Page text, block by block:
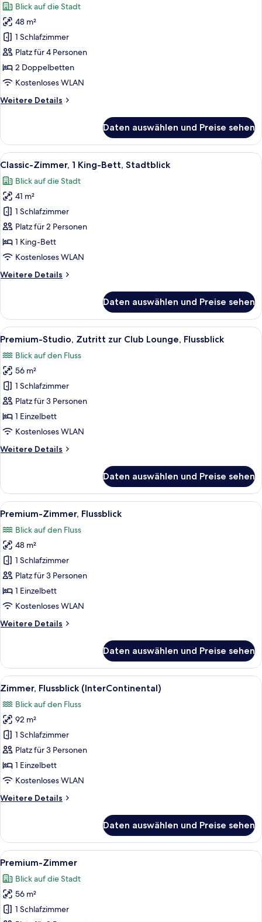
für
Premium-
Zimmer,
2 Doppelbetten,
Stadtblick
anzeigen
Blick auf die Stadt
48 m²
1 Schlafzimmer
Platz für 4 Personen
2 Doppelbetten
Kostenloses WLAN
Weitere Details
Weitere
Zimmer,
2 Doppelbetten,
Stadtblick
Daten auswählen und Preise sehen
Alle
Fotos
für
Classic-
Zimmer,
1 King-
Bett,
Stadtblick
Eine Stadtlandschaft mit modernen
10
Classic-Zimmer, 1 King-Bett, Stadtblick
Blick auf die Stadt
41 m²
1 Schlafzimmer
Platz für 2 Personen
1 King-Bett
Kostenloses WLAN
Weitere Details
Weitere
Zimmer,
1 King-
Bett,
Daten auswählen und Preise sehen
Alle
Fotos
für
Premium-
Studio,
Zutritt
zur
Club
Flussblick
Ein modernes Badezimmer mit
7
Premium-Studio, Zutritt zur Club Lounge, Flussblick
Blick auf den Fluss
56 m²
1 Schlafzimmer
Platz für 3 Personen
1 Einzelbett
Kostenloses WLAN
Weitere Details
Weitere
Studio,
Zutritt
zur
Lounge,
Flussblick
Daten auswählen und Preise sehen
Alle
Fotos
für
Premium-
Zimmer,
Flussblick
anzeigen
Ein modernes Badezimmer mit
6
Premium-Zimmer, Flussblick
Blick auf den Fluss
48 m²
1 Schlafzimmer
Platz für 3 Personen
1 Einzelbett
Kostenloses WLAN
Weitere Details
Weitere
Zimmer,
Flussblick
Daten auswählen und Preise sehen
Alle
Fotos
für
Zimmer,
Flussblick
(InterContinental)
anzeigen
Ein modernes Hotelzimmer mit
6
Zimmer, Flussblick (InterContinental)
Blick auf den Fluss
92 m²
1 Schlafzimmer
Platz für 3 Personen
1 Einzelbett
Kostenloses WLAN
Weitere Details
Weitere
Flussblick
(InterContinental)
Daten auswählen und Preise sehen
Alle
Fotos
für
Premium-
Zimmer
Ein modernes Hotelzimmer mit
8
Premium-Zimmer
Blick auf die Stadt
56 m²
1 Schlafzimmer